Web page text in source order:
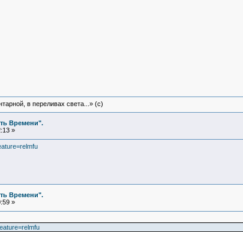
в переливах света...» (c)
Времени".
»
Времени".
»